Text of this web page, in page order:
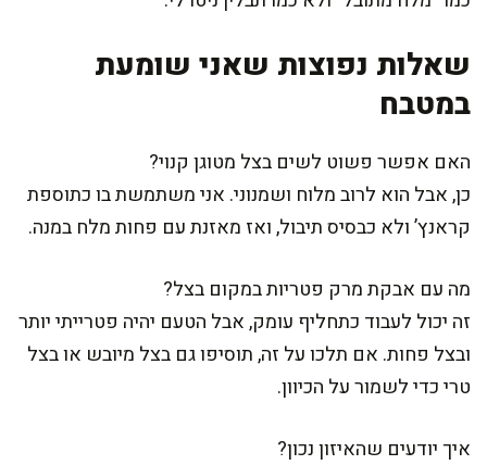
שאלות נפוצות שאני שומעת
במטבח
האם אפשר פשוט לשים בצל מטוגן קנוי?
כן, אבל הוא לרוב מלוח ושמנוני. אני משתמשת בו כתוספת
קראנץ’ ולא כבסיס תיבול, ואז מאזנת עם פחות מלח במנה.
מה עם אבקת מרק פטריות במקום בצל?
זה יכול לעבוד כתחליף עומק, אבל הטעם יהיה פטרייתי יותר
ובצל פחות. אם תלכו על זה, תוסיפו גם בצל מיובש או בצל
טרי כדי לשמור על הכיוון.
איך יודעים שהאיזון נכון?